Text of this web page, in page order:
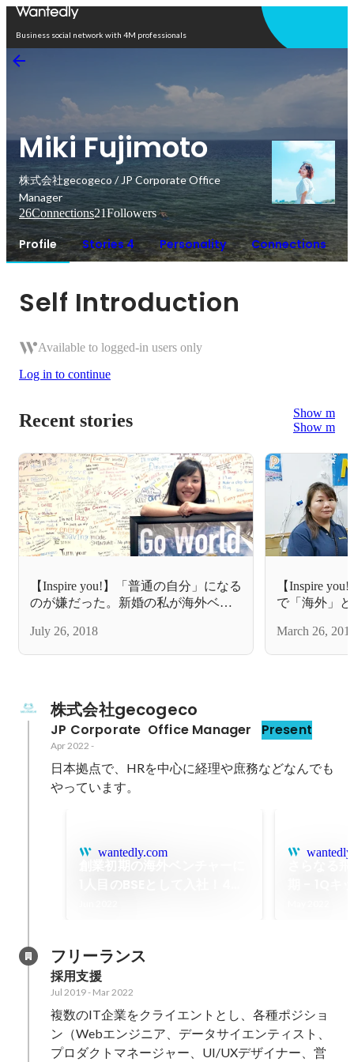
Business social network with 4M professionals
Miki Fujimoto
株式会社gecogeco / JP Corporate Office
Manager
26Connections21Followers
Profile Stories 4 Personality Connections
Self Introduction
Available to logged-in users only
Log in to continue
Recent stories
Show more
Show more
【Inspire you!】「普通の自分」になる
のが嫌だった。新婚の私が海外ベン
July 26, 2018
【Inspire
で「海外」
性エンジニア
March 26,
株式会社gecogeco
JP Corporate  Office Manager Present
Apr 2022 -
日本拠点で、HRを中心に経理や庶務などなんでも
やっています。
wantedly.com
フリーランス
採用支援
Jul 2019- Mar 2022
複数のIT企業をクライエントとし、各種ポジショ
ン（Webエンジニア、データサイエンティスト、
プロダクトマネージャー、UI/UXデザイナー、営